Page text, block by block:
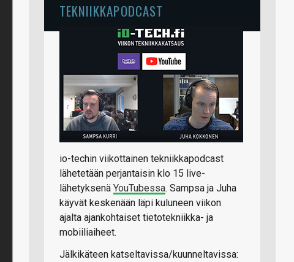
TEKNIIKKAPODCAST
io-techin viikottainen tekniikkapodcast
lähetetään perjantaisin klo 15 live-
lähetyksenä YouTubessa. Sampsa ja Juha
käyvät keskenään läpi kuluneen viikon
ajalta ajankohtaiset tietotekniikka- ja
mobiiliaiheet.
Jälkikäteen katseltavissa/kuunneltavissa: